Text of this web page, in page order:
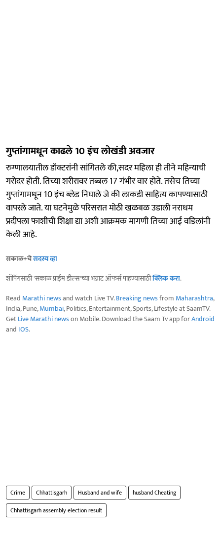
गुप्तांगामधून काढले 10 इंच लोखंडी अवजार
रुग्णालयातील डॉक्टरांनी सांगितले की,सदर महिला ही तीने महिन्याची
गरोदर होती. तिच्या शरीरावर तब्बल 17 गंभीर वार होते. तसेच तिच्या
गुप्तांगामधून 10 इंच ब्लेड निघाले जे की लाकडी साहित्य कापण्यासाठी
वापरले जाते. या घटनेमुळे परिसरात मोठी खळबळ उडाली नराधम
प्रदीपला फाशीची शिक्षा द्या अशी आक्रमक मागणी तिच्या आई वडिलांनी
केली आहे.
सकाळ+चेसदस्य व्हा
शॉपिंगसाठी 'सकाळ प्राईम डील्स'च्या भन्नाट ऑफर्स पाहण्यासाठीक्लिक करा.
Read Marathi newsand watch Live TV.Breaking newsfrom Maharashtra,
India, Pune,Mumbai, Politics, Entertainment, Sports, Lifestyle at SaamTV.
GetLive Marathi newson Mobile. Download the Saam Tv app forAndroid
and IOS.
Crime Chhattisgarh Husband and wife
husband Cheating
Chhattisgarh assembly election result